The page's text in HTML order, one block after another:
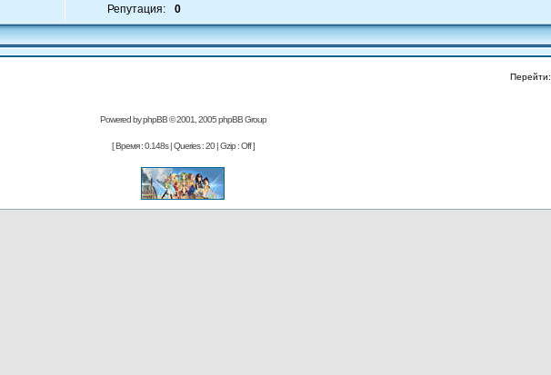
Репутация:
0
Перейти:
Powered byphpBB© 2001, 2005 phpBB Group
[ Время : 0.148s | Queries : 20 | Gzip : Off ]